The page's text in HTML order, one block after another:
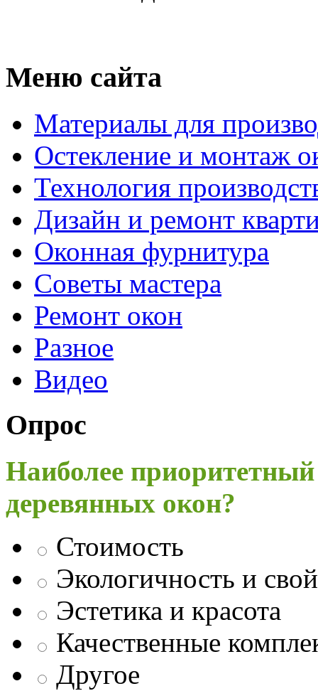
Меню сайта
Материалы для
Остекление и монтаж
Технология
Дизайн и ремонт
Оконная фурнитура
Советы мастера
Ремонт окон
Разное
Видео
Опрос
Наиболее
деревянных окон?
Стоимость
Экологичность и
Эстетика и красота
Качественные
Другое